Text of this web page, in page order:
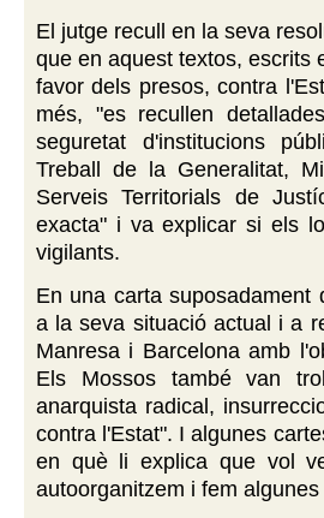
El jutge recull en la seva
que en aquest textos, escrits
favor dels presos, contra
més, "es recullen
seguretat d'institucions
Treball de la Generalitat,
Serveis Territorials de
exacta" i va explicar si els
vigilants.
En una carta suposadament
a la seva situació actual i a
Manresa i Barcelona amb
Els Mossos també van
anarquista radical,
contra l'Estat". I algunes
en què li explica que vol
autoorganitzem i fem